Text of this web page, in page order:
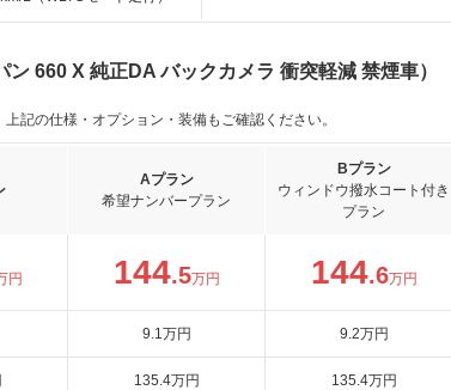
660 X 純正DA バックカメラ 衝突軽減 禁煙車）
記の仕様・オプション・装備もご確認ください。
Aプラン
希望ナンバープラン
Bプラン
ウィンドウ撥水コート付き
プラン
円 144.5万円 144.6万円
9.1万円 9.2万円
135.4万円 135.4万円